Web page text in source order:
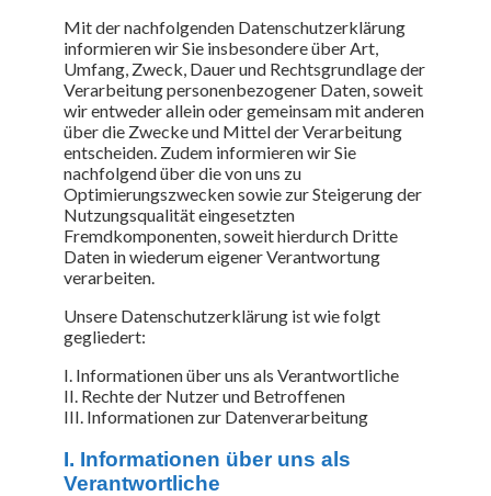
Mit der nachfolgenden Datenschutzerklärung
informieren wir Sie insbesondere über Art,
Umfang, Zweck, Dauer und Rechtsgrundlage der
Verarbeitung personenbezogener Daten, soweit
wir entweder allein oder gemeinsam mit anderen
über die Zwecke und Mittel der Verarbeitung
entscheiden. Zudem informieren wir Sie
nachfolgend über die von uns zu
Optimierungszwecken sowie zur Steigerung der
Nutzungsqualität eingesetzten
Fremdkomponenten, soweit hierdurch Dritte
Daten in wiederum eigener Verantwortung
verarbeiten.
Unsere Datenschutzerklärung ist wie folgt
gegliedert:
I. Informationen über uns als Verantwortliche
II. Rechte der Nutzer und Betroffenen
III. Informationen zur Datenverarbeitung
I. Informationen über uns als
Verantwortliche